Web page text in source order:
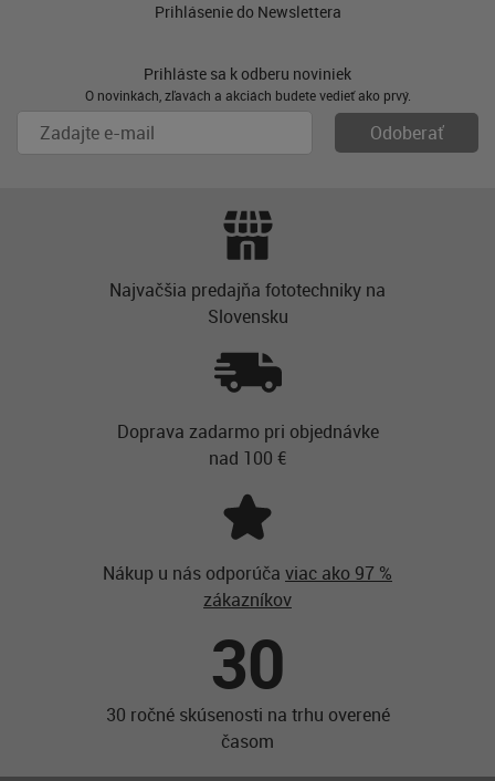
Prihlásenie do Newslettera
Prihláste sa k odberu noviniek
O novinkách, zľavách a akciách budete vedieť ako prvý.
Najvačšia predajňa fototechniky na
Slovensku
Doprava zadarmo pri objednávke
nad 100 €
Nákup u nás odporúča viac ako 97 %
zákazníkov
30
30 ročné skúsenosti na trhu overené
časom